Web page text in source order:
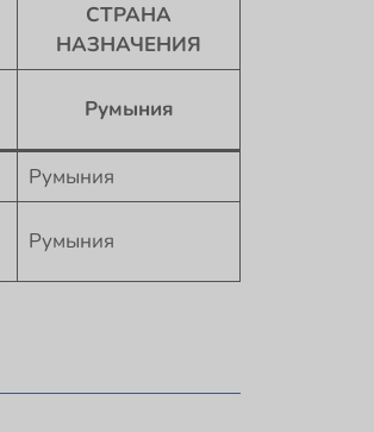
СТРАНА
НАЗНАЧЕНИЯ
Румыния
Румыния
Румыния